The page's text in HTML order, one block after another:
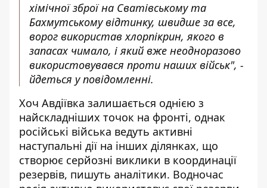
хімічної зброї на Сватівському та
Бахмутському відтинку, швидше за все,
ворог використав хлорпікрин, якого в
запасах чимало, і який вже неодноразово
використовувався проти наших військ", -
йдеться у повідомленні.
Хоч Авдіївка залишається однією з
найскладніших точок на фронті, однак
російські війська ведуть активні
наступальні дії на інших ділянках, що
створює серйозні виклики в координації
резервів, пишуть аналітики. Водночас